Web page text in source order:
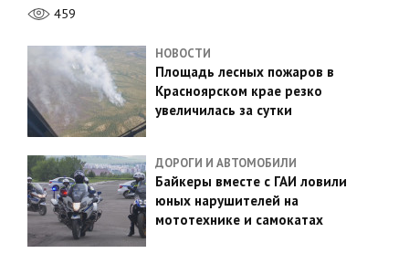
459
НОВОСТИ
Площадь лесных пожаров в
Красноярском крае резко
увеличилась за сутки
ДОРОГИ И АВТОМОБИЛИ
Байкеры вместе с ГАИ ловили
юных нарушителей на
мототехнике и самокатах